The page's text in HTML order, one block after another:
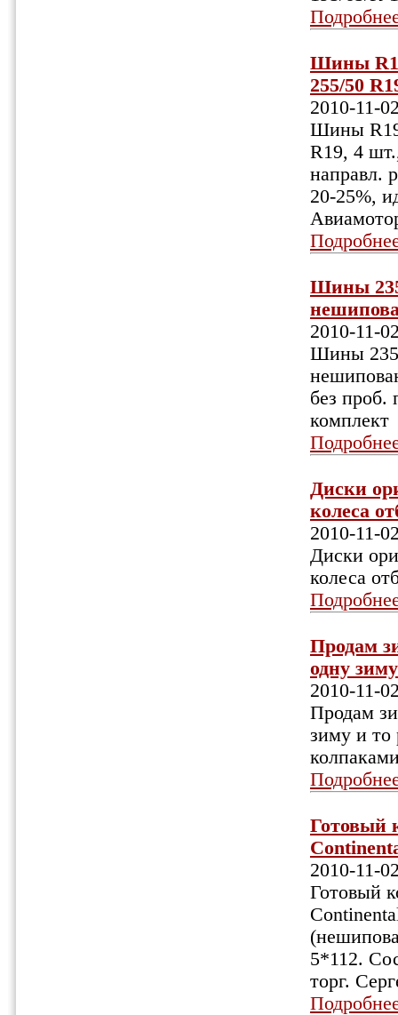
Шины
255/50
2010-11-
Шины
R19, 4
направл.
20-25%,
Шины
2010-11-
Шины
без
комплект
Диски
колеса
2010-11-
Диски
колеса
Продам
одну
2010-11-
Продам
зиму и то
Готовый
2010-11-
Готовый
5*112.
торг.